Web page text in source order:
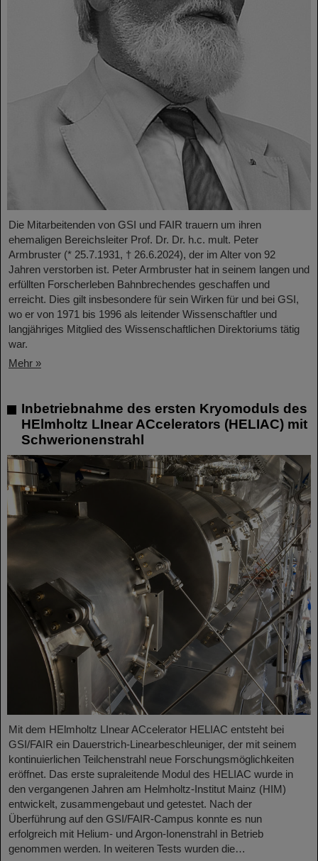
Die Mitarbeitenden von GSI und FAIR trauern um ihren
ehemaligen Bereichsleiter Prof. Dr. Dr. h.c. mult. Peter
Armbruster (* 25.7.1931, † 26.6.2024), der im Alter von 92
Jahren verstorben ist. Peter Armbruster hat in seinem langen und
erfüllten Forscherleben Bahnbrechendes geschaffen und
erreicht. Dies gilt insbesondere für sein Wirken für und bei GSI,
wo er von 1971 bis 1996 als leitender Wissenschaftler und
langjähriges Mitglied des Wissenschaftlichen Direktoriums tätig
war.
Mehr »
Inbetriebnahme des ersten Kryomoduls des
HElmholtz LInear ACcelerators (HELIAC) mit
Schwerionenstrahl
Mit dem HElmholtz LInear ACcelerator HELIAC entsteht bei
GSI/FAIR ein Dauerstrich-Linearbeschleuniger, der mit seinem
kontinuierlichen Teilchenstrahl neue Forschungsmöglichkeiten
eröffnet. Das erste supraleitende Modul des HELIAC wurde in
den vergangenen Jahren am Helmholtz-Institut Mainz (HIM)
entwickelt, zusammengebaut und getestet. Nach der
Überführung auf den GSI/FAIR-Campus konnte es nun
erfolgreich mit Helium- und Argon-Ionenstrahl in Betrieb
genommen werden. In weiteren Tests wurden die…